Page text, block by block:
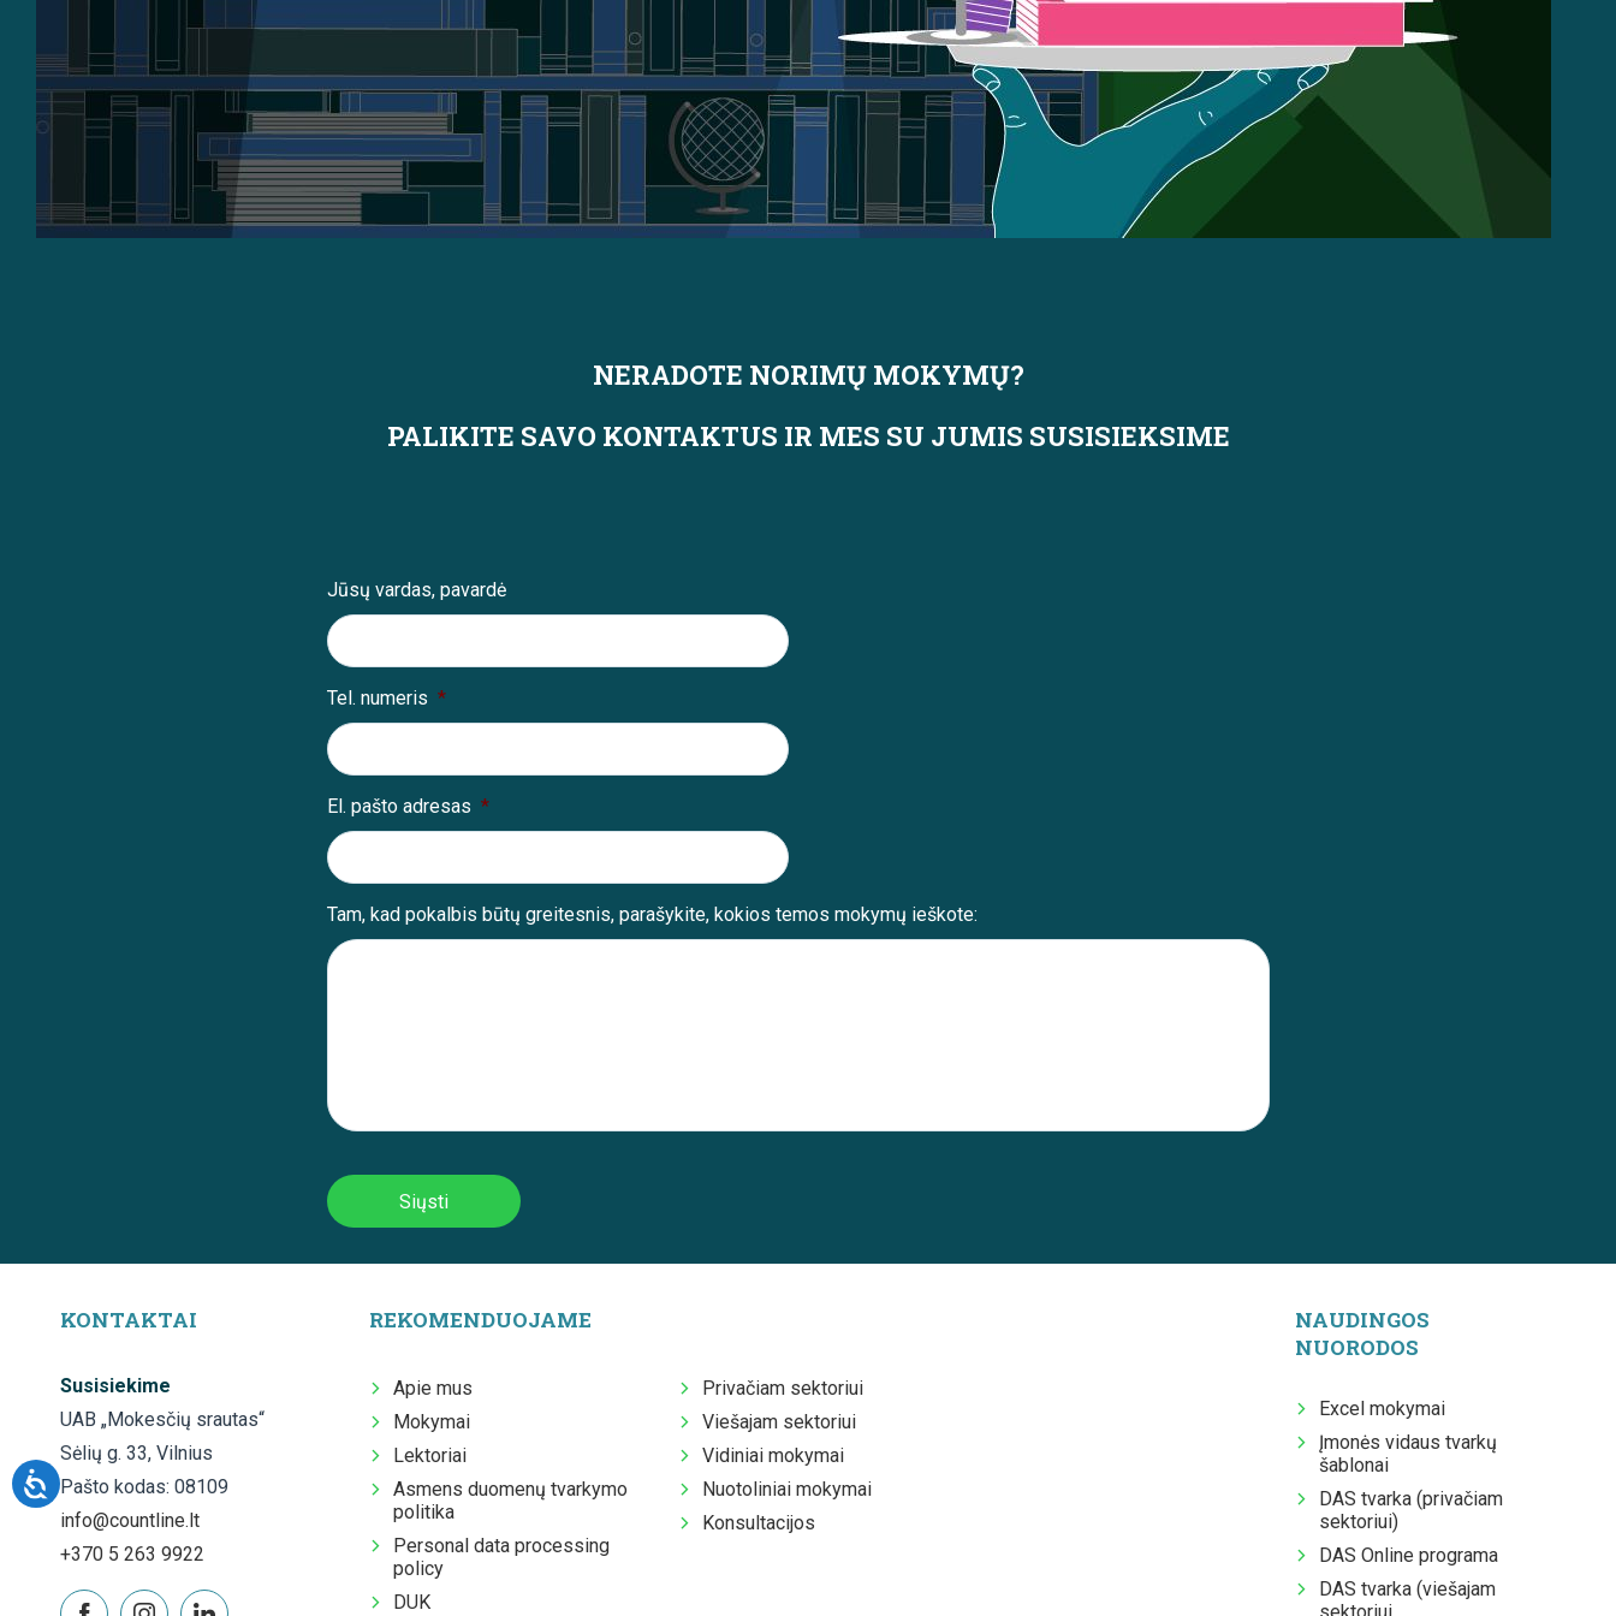
NERADOTE NORIMŲ MOKYMŲ?
PALIKITE SAVO KONTAKTUS IR MES SU JUMIS SUSISIEKSIME
Jūsų vardas, pavardė
Tel. numeris *
El. pašto adresas *
Tam, kad pokalbis būtų greitesnis, parašykite, kokios temos mokymų ieškote:
KONTAKTAI
Susisiekime
UAB „Mokesčių srautas“
Sėlių g. 33, Vilnius
Pašto kodas: 08109
info@countline.lt
+370 5 263 9922
REKOMENDUOJAME
Apie mus
Mokymai
Lektoriai
Asmens duomenų tvarkymo
politika
Personal data processing
policy
DUK
Privačiam sektoriui
Viešajam sektoriui
Vidiniai mokymai
Nuotoliniai mokymai
Konsultacijos
NAUDINGOS
NUORODOS
Excel mokymai
Įmonės vidaus tvarkų
šablonai
DAS tvarka (privačiam
sektoriui)
DAS Online programa
DAS tvarka (viešajam